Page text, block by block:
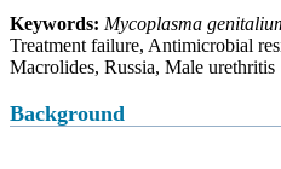
Keywords: Mycoplasma
Treatment failure, Antimicrobial
Macrolides, Russia, Male urethritis
Background